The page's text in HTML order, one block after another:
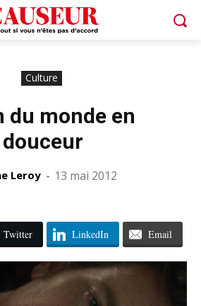
Culture
du monde en
douceur
Leroy - 13 mai 2012
Twitter LinkedIn Email